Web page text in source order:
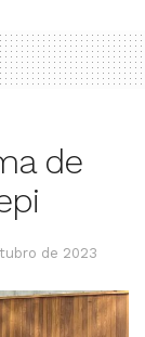
de
de 2023